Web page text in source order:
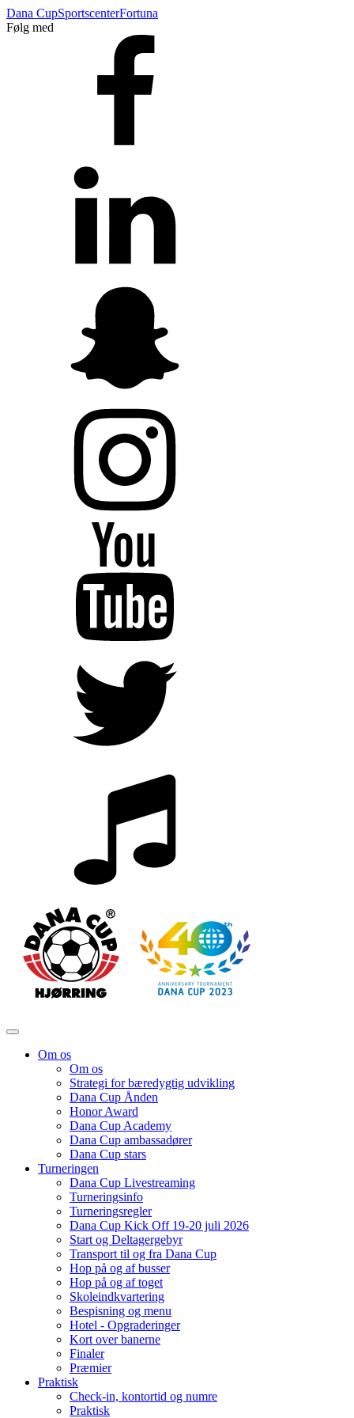
Dana CupSportscenterFortuna
Følg med
Om os
Om os
Strategi for bæredygtig udvikling
Dana Cup Ånden
Honor Award
Dana Cup Academy
Dana Cup ambassadører
Dana Cup stars
Turneringen
Dana Cup Livestreaming
Turneringsinfo
Turneringsregler
Dana Cup Kick Off 19-20 juli 2026
Start og Deltagergebyr
Transport til og fra Dana Cup
Hop på og af busser
Hop på og af toget
Skoleindkvartering
Bespisning og menu
Hotel - Opgraderinger
Kort over banerne
Finaler
Præmier
Praktisk
Check-in, kontortid og numre
Praktisk